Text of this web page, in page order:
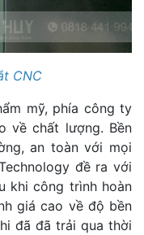
CNC
mỹ, phía công ty
về chất lượng. Bền
an toàn với mọi
đề ra với
khi công trình hoàn
giá cao về độ bền
đã đã trải qua thời